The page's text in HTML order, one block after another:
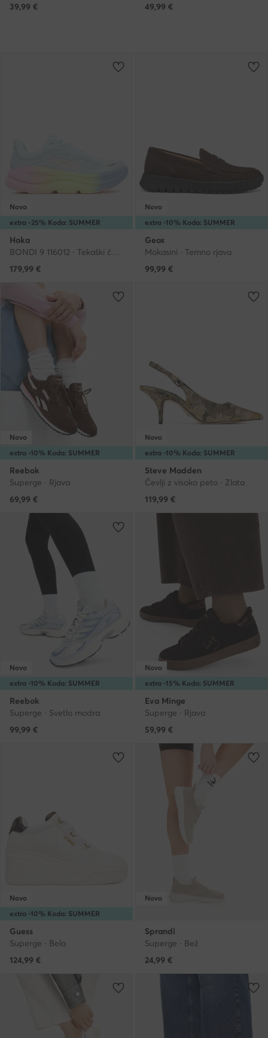
39,99 €
49,99 €
extra -25% Koda: SUMMER
Novo
Hoka
BONDI 9 116012 · Tekaški čevlji
179,99 €
extra -10% Koda: SUMMER
Novo
Geox
Mokasini · Temno rjava
99,99 €
extra -10% Koda: SUMMER
Novo
Reebok
Superge · Rjava
69,99 €
extra -10% Koda: SUMMER
Novo
Steve Madden
Čevlji z visoko peto · Zlata
119,99 €
extra -10% Koda: SUMMER
Novo
Reebok
Superge · Svetlo modra
99,99 €
extra -15% Koda: SUMMER
Novo
Eva Minge
Superge · Rjava
59,99 €
extra -10% Koda: SUMMER
Novo
Guess
Superge · Bela
124,99 €
Novo
Sprandi
Superge · Bež
24,99 €